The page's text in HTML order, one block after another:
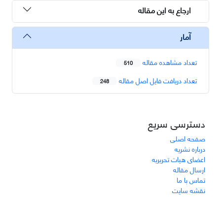
ارجاع به این مقاله
آمار
تعداد مشاهده مقاله 510
تعداد دریافت فایل اصل مقاله 248
دسترسی سریع
صفحه اصلی
درباره نشریه
اعضای هیات تحریریه
ارسال مقاله
تماس با ما
نقشه سایت